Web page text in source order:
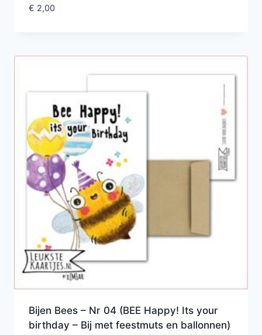
€ 2,00
Bijen Bees – Nr 04 (BEE Happy! Its your
birthday – Bij met feestmuts en ballonnen)